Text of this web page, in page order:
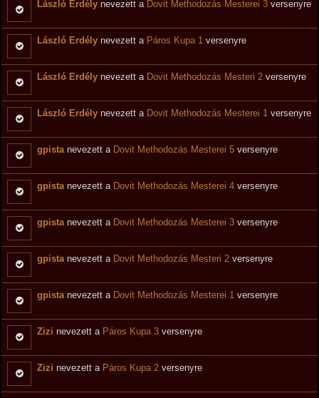
László Erdély nevezett a Dovit Methodozás Mesterei 3 versenyre
László Erdély nevezett a Páros Kupa 1 versenyre
László Erdély nevezett a Dovit Methodozás Mesteri 2 versenyre
László Erdély nevezett a Dovit Methodozás Mesterei 1 versenyre
gpistanevezett a Dovit Methodozás Mesterei 5 versenyre
gpistanevezett a Dovit Methodozás Mesterei 4 versenyre
gpistanevezett a Dovit Methodozás Mesterei 3 versenyre
gpistanevezett a Dovit Methodozás Mesteri 2 versenyre
gpistanevezett a Dovit Methodozás Mesterei 1 versenyre
Zizi nevezett a Páros Kupa 3 versenyre
Zizi nevezett a Páros Kupa 2 versenyre